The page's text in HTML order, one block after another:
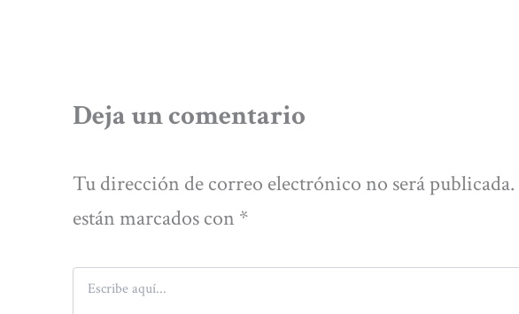
Deja un comentario
Tu dirección de correo electrónico no será publicada.
están marcados con *
Escribe
aquí...